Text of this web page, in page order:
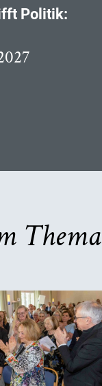
Politik:
Thema